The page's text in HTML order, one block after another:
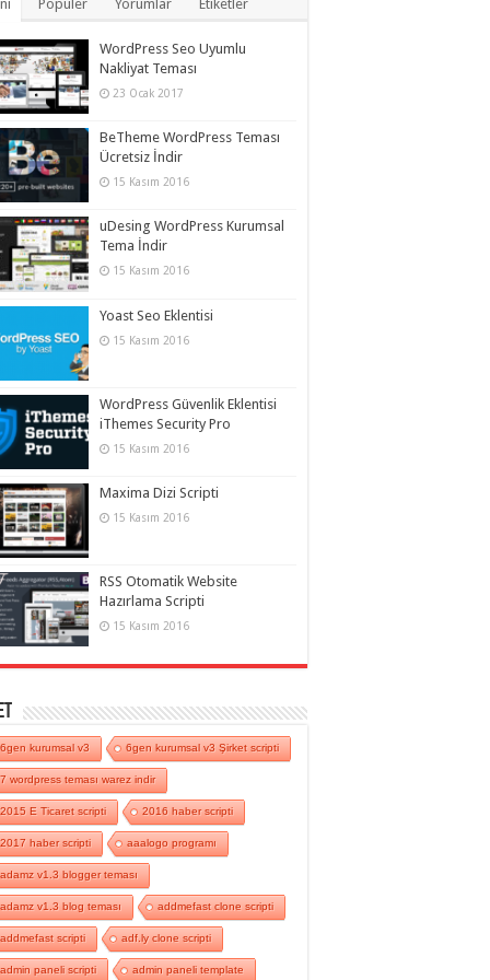
Popüler Yorumlar Etiketler
WordPress Seo Uyumlu
Nakliyat Teması
23 Ocak 2017
BeTheme WordPress Teması
Ücretsiz İndir
15 Kasım 2016
uDesing WordPress Kurumsal
Tema İndir
15 Kasım 2016
Yoast Seo Eklentisi
15 Kasım 2016
WordPress Güvenlik Eklentisi
iThemes Security Pro
15 Kasım 2016
Maxima Dizi Scripti
15 Kasım 2016
RSS Otomatik Website
Hazırlama Scripti
15 Kasım 2016
6gen kurumsal v3 6gen kurumsal v3 Şirket scripti
7 wordpress teması warez indir
2015 E Ticaret scripti 2016 haber scripti
2017 haber scripti aaalogo programı
adamz v1.3 blogger teması
adamz v1.3 blog teması addmefast clone scripti
addmefast scripti adf.ly clone scripti
admin paneli scripti admin paneli template